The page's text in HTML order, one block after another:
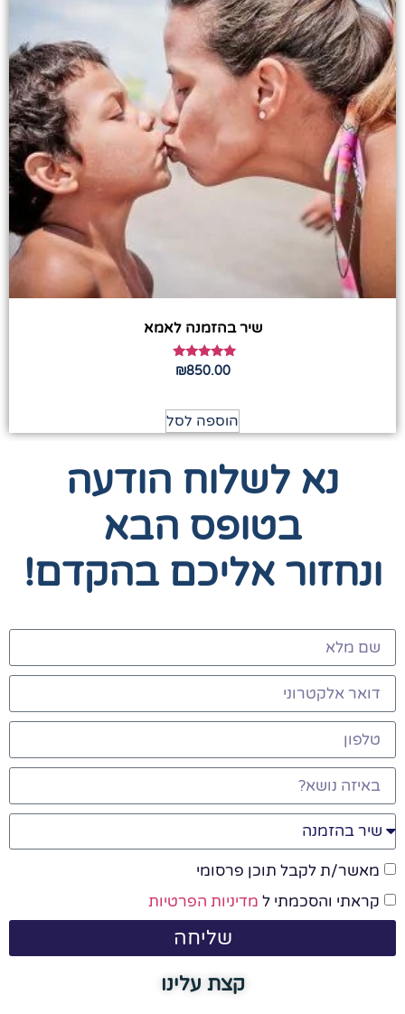
שיר בהזמנה לאמא
דורג ₪850.00
הוספה לסל
נא לשלוח הודעה
בטופס הבא
ונחזור אליכם בהקדם!
מאשר/ת לקבל תוכן פרסומי
קראתי והסכמתי ל מדיניות הפרטיות
שליחה
קצת עלינו